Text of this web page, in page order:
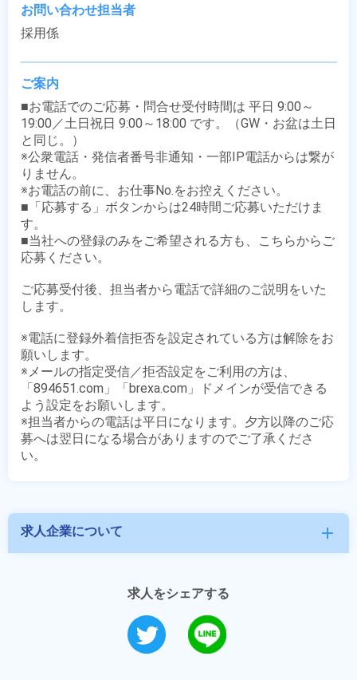
お問い合わせ担当者
採用係
ご案内
■お電話でのご応募・問合せ受付時間は 平日 9:00～
19:00／土日祝日 9:00～18:00 です。（GW・お盆は土日
と同じ。）
※公衆電話・発信者番号非通知・一部IP電話からは繋が
りません。
※お電話の前に、お仕事No.をお控えください。
■「応募する」ボタンからは24時間ご応募いただけま
す。
■当社への登録のみをご希望される方も、こちらからご
応募ください。
ご応募受付後、担当者から電話で詳細のご説明をいた
します。
※電話に登録外着信拒否を設定されている方は解除をお
願いします。
※メールの指定受信／拒否設定をご利用の方は、
「894651.com」「brexa.com」ドメインが受信できる
よう設定をお願いします。
※担当者からの電話は平日になります。夕方以降のご応
募へは翌日になる場合がありますのでご了承くださ
求人企業について add
求人をシェアする